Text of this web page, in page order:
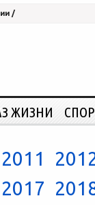
/
ЖИЗНИ
2011
2017